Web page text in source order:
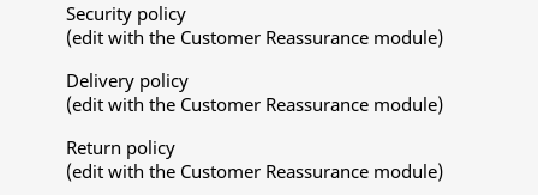
Security policy
(edit with the Customer Reassurance module)
Delivery policy
(edit with the Customer Reassurance module)
Return policy
(edit with the Customer Reassurance module)